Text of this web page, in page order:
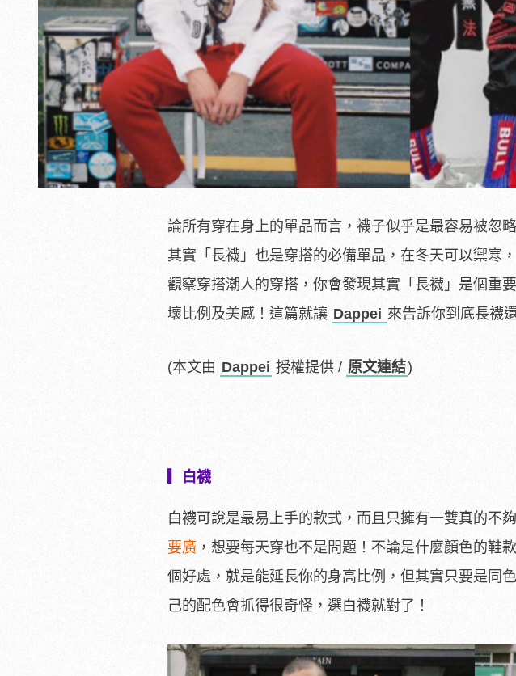
論所有穿在身上的單品而言，襪子似乎是最容易被忽
其實「長襪」也是穿搭的必備單品，在冬天可以禦寒
觀察穿搭潮人的穿搭，你會發現其實「長襪」是個重
壞比例及美感！這篇就讓 Dappei 來告訴你到底長襪
(本文由 Dappei 授權提供 / 原文連結)
▎白襪
白襪可說是最易上手的款式，而且只擁有一雙真的不
要廣 ，想要每天穿也不是問題！不論是什麼顏色的鞋
個好處，就是能延長你的身高比例，但其實只要是同
己的配色會抓得很奇怪，選白襪就對了！